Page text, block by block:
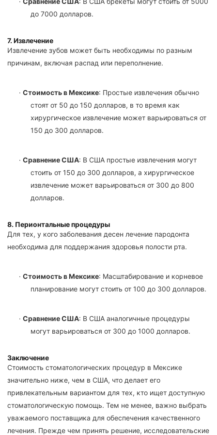
до 7000 долларов.
7. Извлечение
Извлечение зубов может быть необходимы по разным
причинам, включая распад или переполнение.
· Стоимость в Мексике: Простые извлечения обычно
стоят от 50 до 150 долларов, в то время как
хирургическое извлечение может варьироваться от
150 до 300 долларов.
· Сравнение США: В США простые извлечения могут
стоить от 150 до 300 долларов, а хирургическое
извлечение может варьироваться от 300 до 800
долларов.
8. Перионтальные процедуры
Для тех, у кого заболевания десен лечение пародонта
необходима для поддержания здоровья полости рта.
· Стоимость в Мексике: Масштабирование и корневое
планирование могут стоить от 100 до 300 долларов.
· Сравнение США: В США аналогичные процедуры
могут варьироваться от 300 до 1000 долларов.
Заключение
Стоимость стоматологических процедур в Мексике
значительно ниже, чем в США, что делает его
привлекательным вариантом для тех, кто ищет доступную
стоматологическую помощь. Тем не менее, важно выбрать
уважаемого поставщика для обеспечения качественного
лечения. Прежде чем принять решение, исследовательские